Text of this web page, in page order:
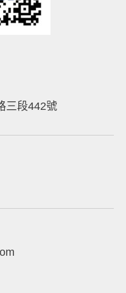
三段442號